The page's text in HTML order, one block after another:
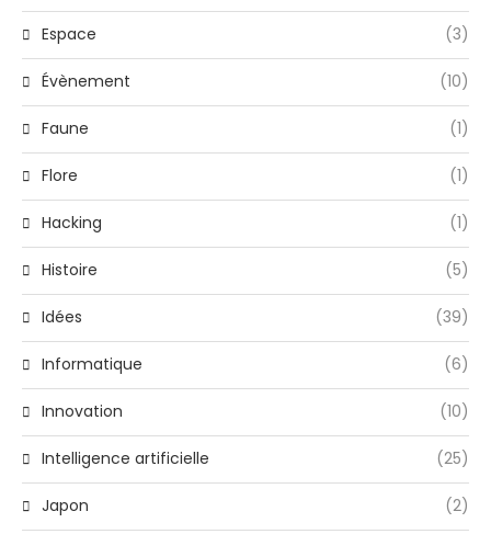
Espace (3)
Évènement (10)
Faune (1)
Flore (1)
Hacking (1)
Histoire (5)
Idées (39)
Informatique (6)
Innovation (10)
Intelligence artificielle (25)
Japon (2)